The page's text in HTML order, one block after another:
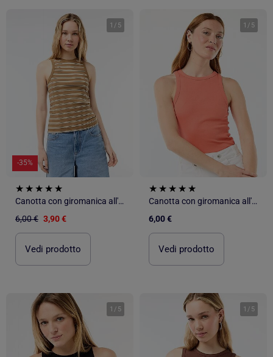
1 / 5
-35%
Canotta con giromanica all'americana
6,00 € 3,90 €
Vedi prodotto
1 / 5
Canotta con giromanica all'americana
6,00 €
Vedi prodotto
1 / 5 1 / 5